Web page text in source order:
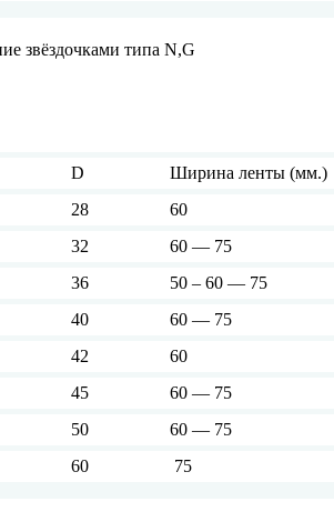
звёздочками типа N,G
D
Ширина ленты (мм.)
28
60
32
60 — 75
36
50 – 60 — 75
40
60 — 75
42
60
45
60 — 75
50
60 — 75
60 75